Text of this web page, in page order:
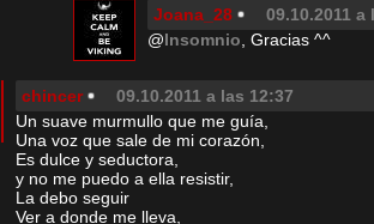
Joana_28 09.10.2011 a
@Insomnio , Gracias ^^
chincer 09.10.2011 a las 12:37
Un suave murmullo que me guía,
Una voz que sale de mi corazón,
Es dulce y seductora,
y no me puedo a ella resistir,
La debo seguir
Ver a donde me lleva,